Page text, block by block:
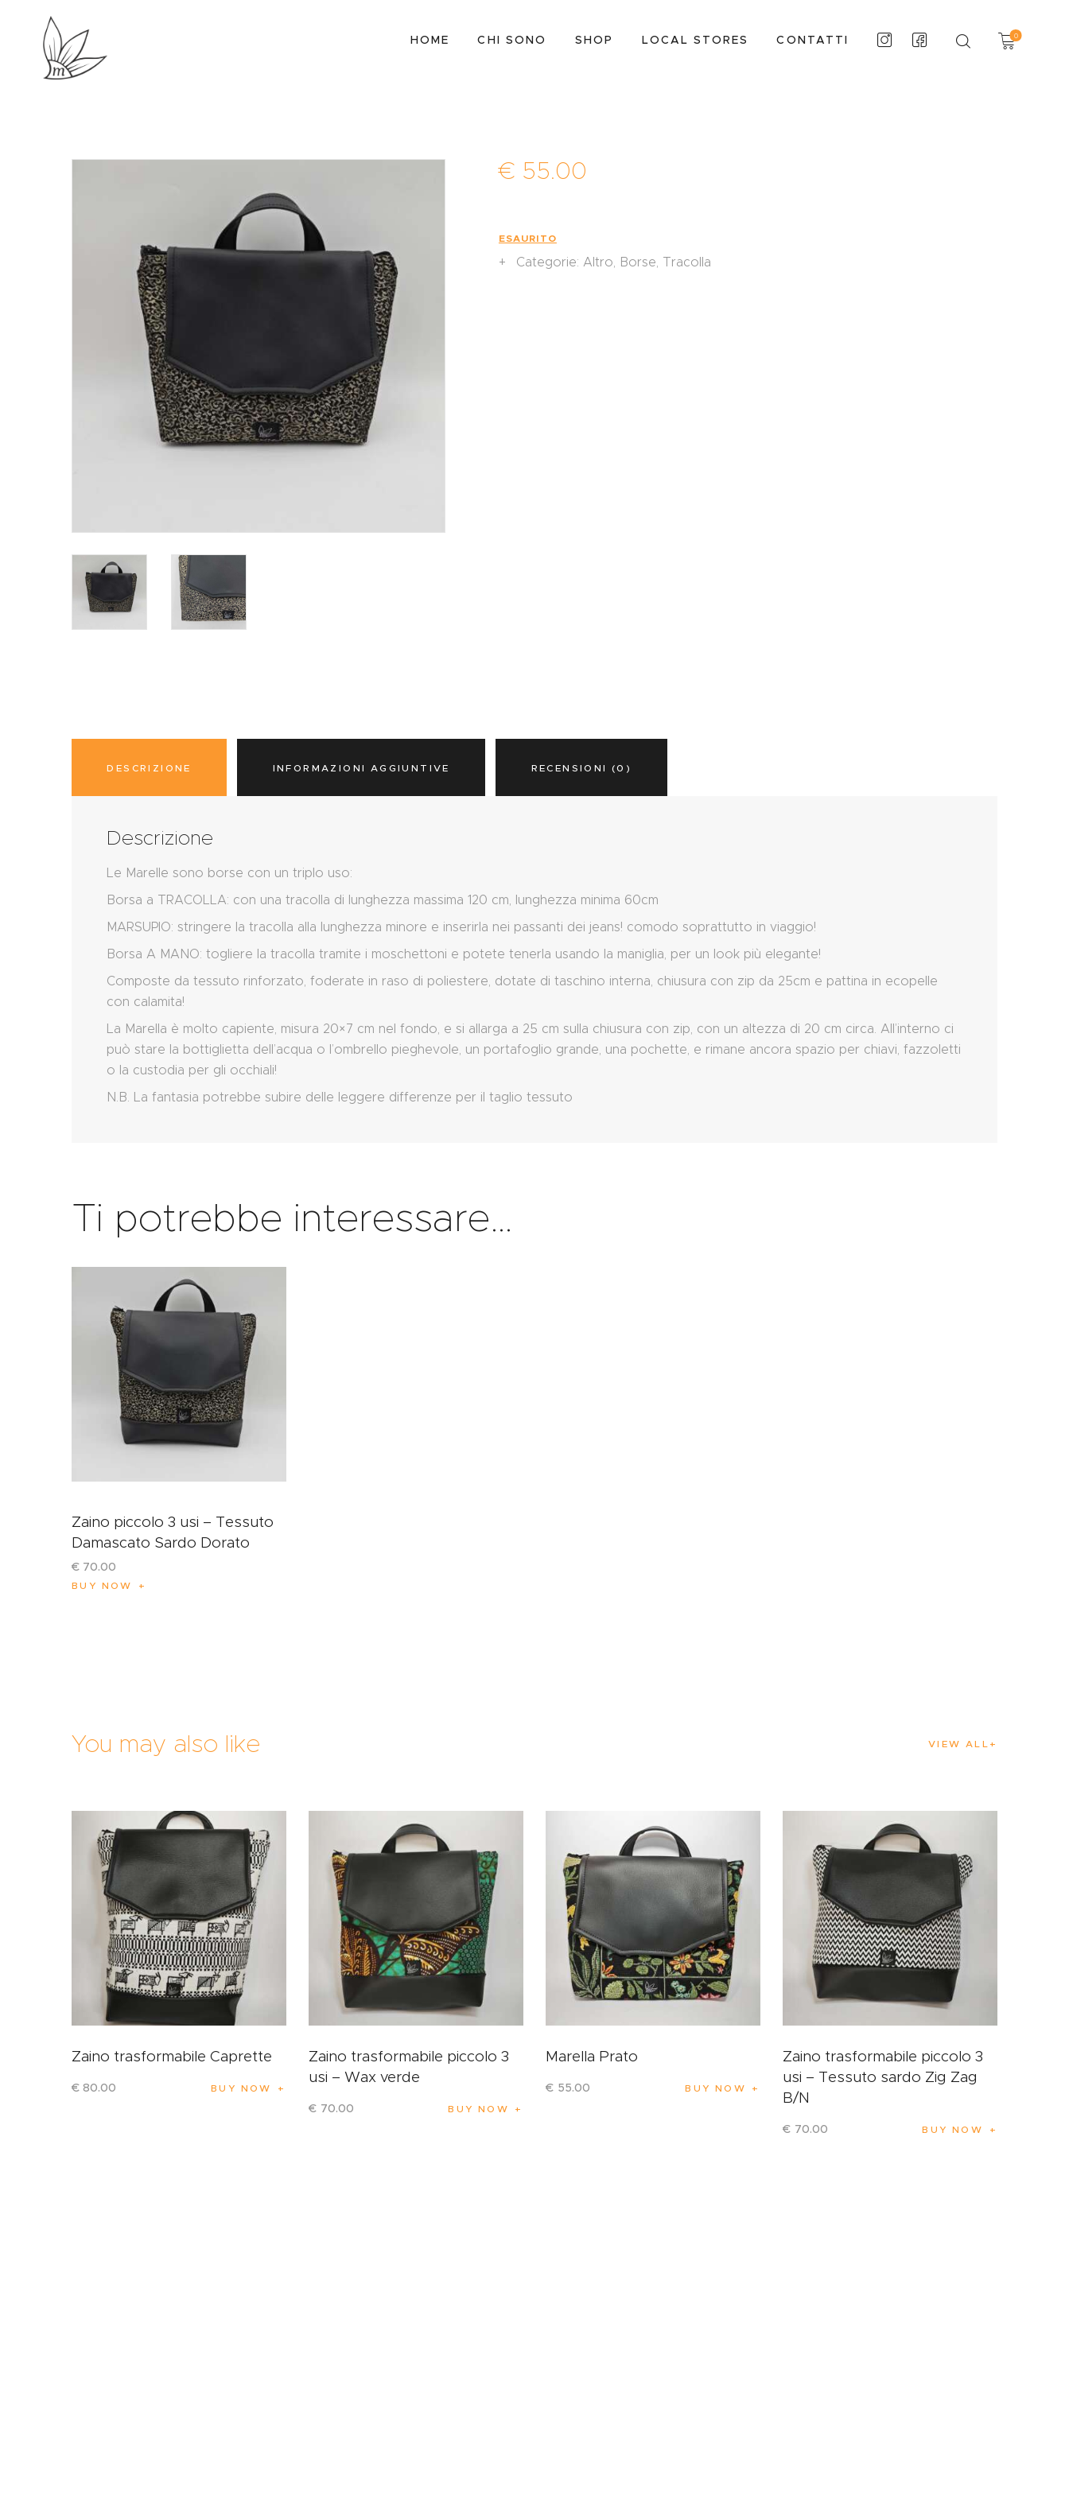
HOME CHI SONO SHOP LOCAL STORES CONTATTI 0
CHI SONO
CONTATTI
€ 55.00
ESAURITO
Categorie: Altro Borse Tracolla
DESCRIZIONE INFORMAZIONI AGGIUNTIVE RECENSIONI (0)
Descrizione
Le Marelle sono borse con un triplo uso:
Borsa a TRACOLLA: con una tracolla di lunghezza massima 120 cm, lunghezza minima 60cm
MARSUPIO: stringere la tracolla alla lunghezza minore e inserirla nei passanti dei jeans! comodo soprattutto in viaggio!
Borsa A MANO: togliere la tracolla tramite i moschettoni e potete tenerla usando la maniglia, per un look più elegante!
Composte da tessuto rinforzato, foderate in raso di poliestere, dotate di taschino interna, chiusura con zip da 25cm e pattina in ecopelle
con calamita!
La Marella è molto capiente, misura 20×7 cm nel fondo, e si allarga a 25 cm sulla chiusura con zip, con un altezza di 20 cm circa. All’interno ci
può stare la bottiglietta dell’acqua o l’ombrello pieghevole, un portafoglio grande, una pochette, e rimane ancora spazio per chiavi, fazzoletti
o la custodia per gli occhiali!
N.B. La fantasia potrebbe subire delle leggere differenze per il taglio tessuto
Ti potrebbe interessare…
Zaino piccolo 3 usi – Tessuto
Damascato Sardo Dorato
€ 70.00
BUY NOW
You may also like VIEW ALL
Zaino trasformabile Caprette
€ 80.00 BUY NOW
Zaino trasformabile piccolo 3
usi – Wax verde
€ 70.00 BUY NOW
Marella Prato
€ 55.00 BUY NOW
Zaino trasformabile piccolo 3
usi – Tessuto sardo Zig Zag
B/N
€ 70.00 BUY NOW